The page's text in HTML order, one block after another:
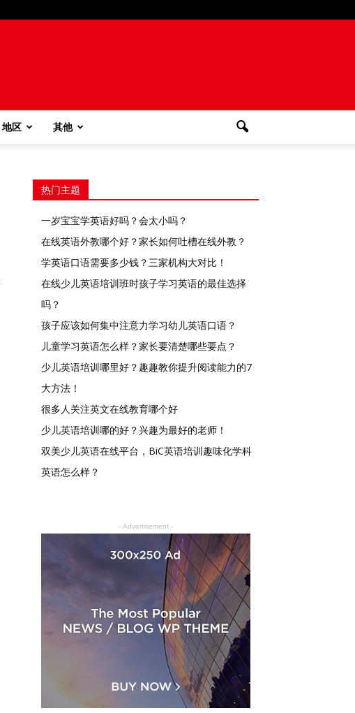
地区 其他
热门主题
一岁宝宝学英语好吗？会太小吗？
在线英语外教哪个好？家长如何吐槽在线外教？
学英语口语需要多少钱？三家机构大对比！
在线少儿英语培训班时孩子学习英语的最佳选择
吗？
孩子应该如何集中注意力学习幼儿英语口语？
儿童学习英语怎么样？家长要清楚哪些要点？
少儿英语培训哪里好？趣趣教你提升阅读能力的7
大方法！
很多人关注英文在线教育哪个好
少儿英语培训哪的好？兴趣为最好的老师！
双美少儿英语在线平台，BiC英语培训趣味化学科
英语怎么样？
- Advertisement -